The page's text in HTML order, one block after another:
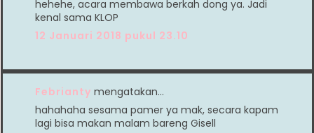
hehehe, acara membawa berkah dong ya. Jadi
kenal sama KLOP
12 Januari 2018 pukul 23.10
Febrianty mengatakan…
hahahaha sesama pamer ya mak, secara kapam
lagi bisa makan malam bareng Gisell